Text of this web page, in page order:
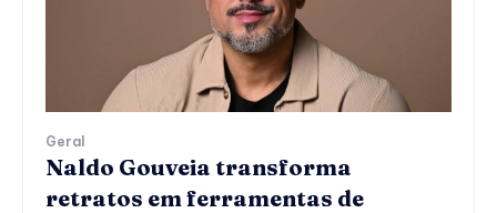
Geral
Naldo Gouveia transforma
retratos em ferramentas de